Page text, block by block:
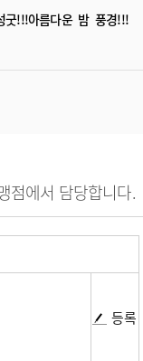
굿!!!아름다운 밤 풍경!!!
점에서 담당합니다.
등록